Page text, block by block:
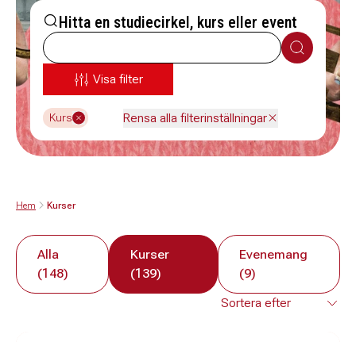
Hitta en studiecirkel, kurs eller event
Sök
Visa filter
Kurs Rensa alla filterinställningar
Hem Kurser
Alla
(148)
Kurser
(139)
Evenemang
(9)